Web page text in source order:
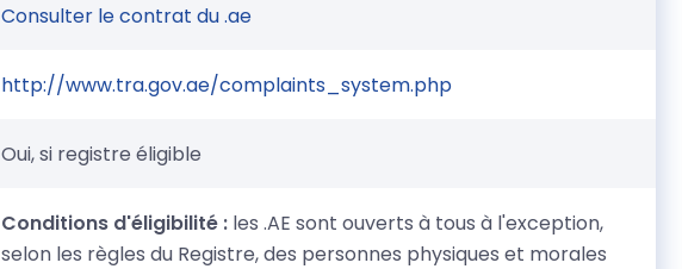
Consulter le contrat du .ae
http://www.tra.gov.ae/complaints_system.php
Oui, si registre éligible
Conditions d'éligibilité : les .AE sont ouverts à tous à l'exception,
selon les règles du Registre, des personnes physiques et morales